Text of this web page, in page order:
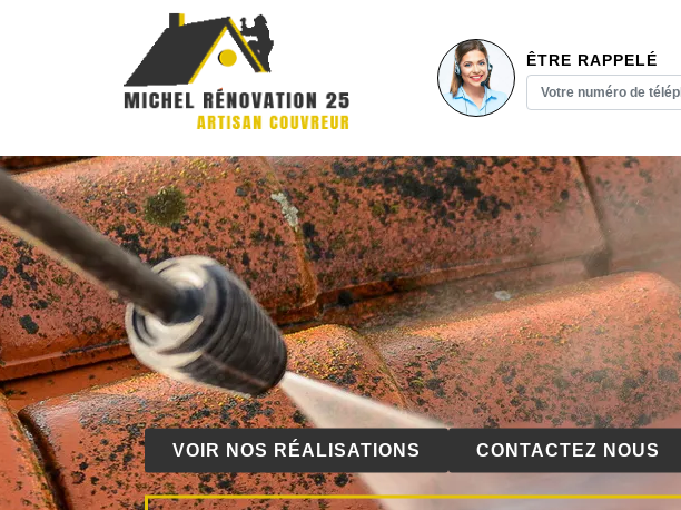
ÊTRE RAPPELÉ
VOIR NOS RÉALISATIONS CONTACTEZ NOUS